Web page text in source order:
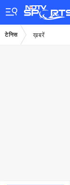
टेनिस ख़बरें